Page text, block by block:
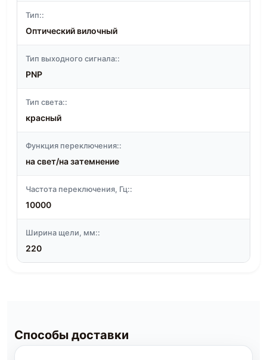
Тип::
Оптический вилочный
Тип выходного сигнала::
PNP
Тип света::
красный
Функция переключения::
на свет/на затемнение
Частота переключения, Гц::
10000
Ширина щели, мм::
220
Способы доставки